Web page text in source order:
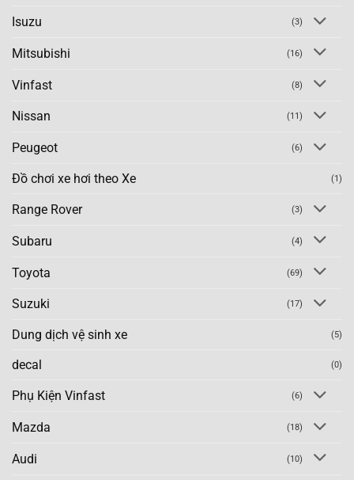
Isuzu (3)
Mitsubishi (16)
Vinfast (8)
Nissan (11)
Peugeot (6)
Đồ chơi xe hơi theo Xe (1)
Range Rover (3)
Subaru (4)
Toyota (69)
Suzuki (17)
Dung dịch vệ sinh xe (5)
decal (0)
Phụ Kiện Vinfast (6)
Mazda (18)
Audi (10)